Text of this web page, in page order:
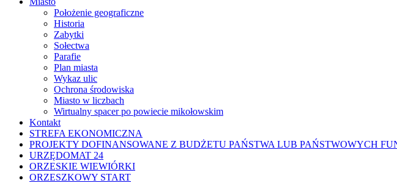
Położenie geograficzne
Historia
Zabytki
Sołectwa
Parafie
Plan miasta
Wykaz ulic
Ochrona środowiska
Miasto w liczbach
Wirtualny spacer po powiecie mikołowskim
Kontakt
STREFA EKONOMICZNA
PROJEKTY DOFINANSOWANE Z BUDŻETU PAŃSTWA LUB PAŃSTWOWYCH
URZĘDOMAT 24
ORZESKIE WIEWIÓRKI
ORZESZKOWY START